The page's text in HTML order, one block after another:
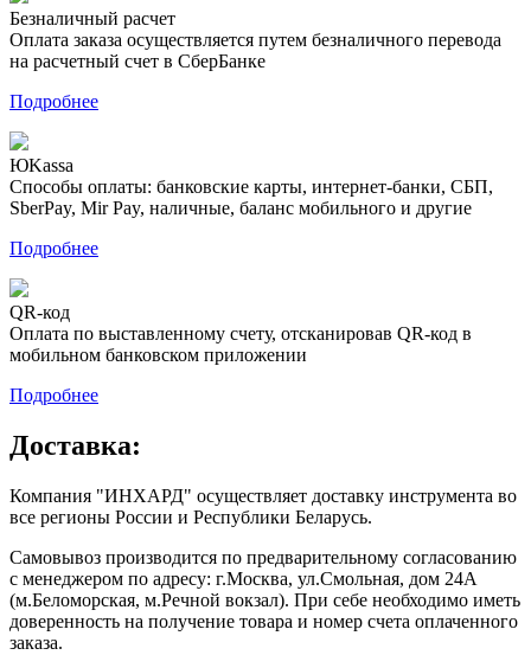
Безналичный расчет
Оплата заказа осуществляется путем безналичного перевода
на расчетный счет в СберБанке
Подробнее
ЮKassa
Способы оплаты: банковские карты, интернет-банки, СБП,
SberPay, Mir Pay, наличные, баланс мобильного и другие
Подробнее
QR-код
Оплата по выставленному счету, отсканировав QR-код в
мобильном банковском приложении
Подробнее
Доставка:
Компания "ИНХАРД" осуществляет доставку инструмента во
все регионы России и Республики Беларусь.
Самовывоз производится по предварительному согласованию
с менеджером по адресу: г.Москва, ул.Смольная, дом 24А
(м.Беломорская, м.Речной вокзал). При себе необходимо иметь
доверенность на получение товара и номер счета оплаченного
заказа.